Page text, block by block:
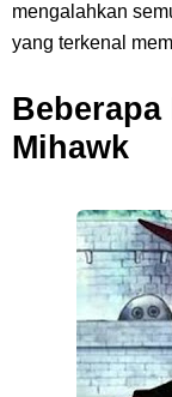
mengalahkan
yang terkenal
Beberapa
Mihawk